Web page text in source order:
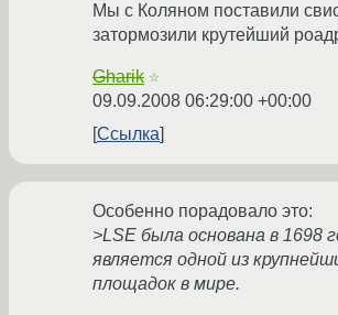
Мы с Коляном поставили
затормозили крутейший
Gharik ☆
09.09.2008 06:29:00 +00:00
Ссылка
Особенно порадовало это:
>LSE была основана в 1698
является одной из
площадок в мире.